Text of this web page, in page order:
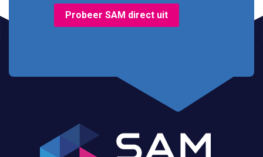
Probeer SAM direct uit